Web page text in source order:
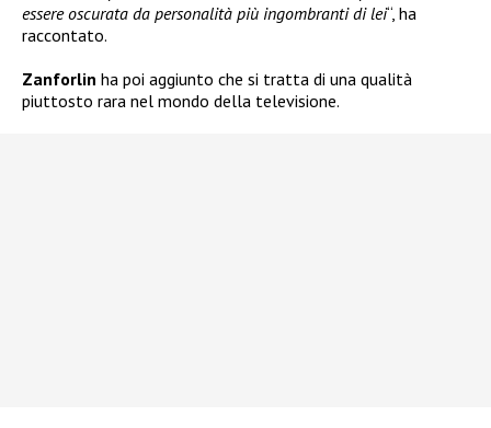
essere oscurata da personalità più ingombranti di lei“, ha
raccontato.
Zanforlin ha poi aggiunto che si tratta di una qualità
piuttosto rara nel mondo della televisione.